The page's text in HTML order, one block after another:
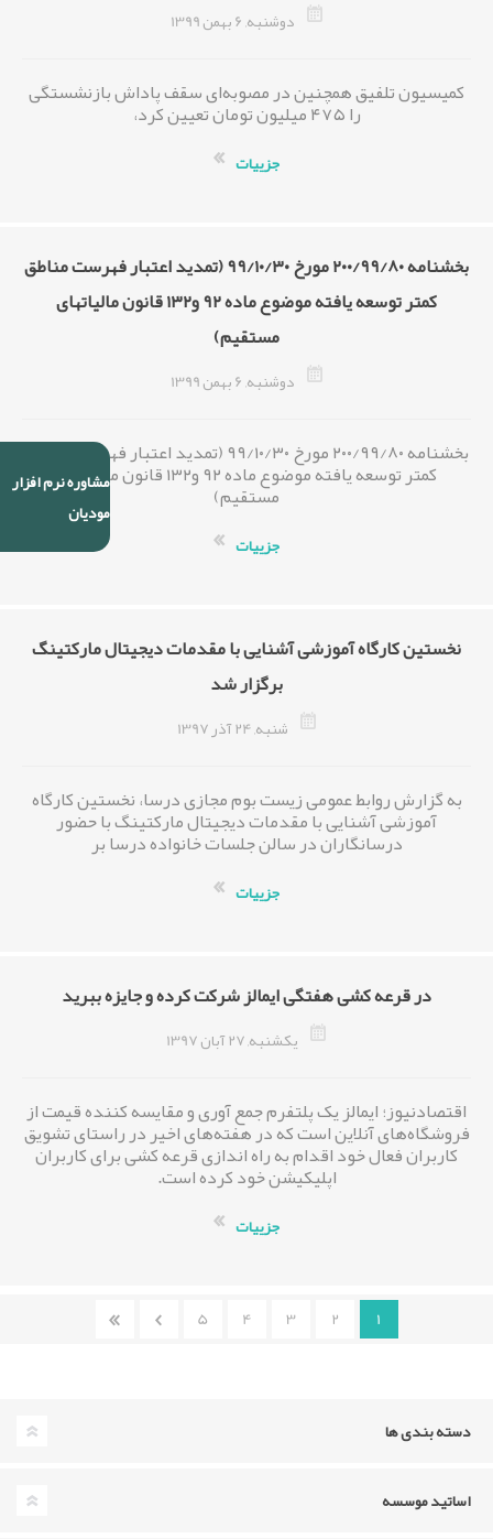
مشاوره نرم افزار
مودیان
دوشنبه, 6 بهمن 1399
کمیسیون تلفیق همچنین در مصوبه‌ای سقف پاداش بازنشستگی
را ۴۷۵ میلیون تومان تعیین کرد،
جزییات
بخشنامه‌ ۲۰۰/۹۹/۸۰ مورخ ۹۹/۱۰/۳۰ (تمدید اعتبار فهرست مناطق
کمتر توسعه یافته موضوع ماده ۹۲ و۱۳۲ قانون مالیاتهای
مستقیم)
دوشنبه, 6 بهمن 1399
بخشنامه‌ ۲۰۰/۹۹/۸۰ مورخ ۹۹/۱۰/۳۰ (تمدید اعتبار فهرست مناطق
کمتر توسعه یافته موضوع ماده ۹۲ و۱۳۲ قانون مالیاتهای
مستقیم)
جزییات
نخستین کارگاه آموزشی آشنایی با مقدمات دیجیتال مارکتینگ
برگزار شد
شنبه, 24 آذر 1397
به گزارش روابط عمومی زیست بوم مجازی درسا، نخستین کارگاه
آموزشی آشنایی با مقدمات دیجیتال مارکتینگ با حضور
درسانگاران در سالن جلسات خانواده درسا بر
جزییات
در قرعه کشی هفتگی ایمالز شرکت کرده و جایزه ببرید
يكشنبه, 27 آبان 1397
اقتصادنیوز؛ ایمالز یک پلتفرم جمع آوری و مقایسه کننده قیمت از
فروشگاه‌های آنلاین است که در هفته‌های اخیر در راستای تشویق
کاربران فعال خود اقدام به راه اندازی قرعه کشی برای کاربران
اپلیکیشن خود کرده است.
جزییات
1
2
3
4
5
دسته بندی ها
اساتید موسسه